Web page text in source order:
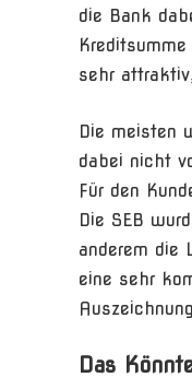
die Bank
sehr
Die meisten
dabei nicht
Für den
Die SEB
anderem die
eine sehr
Das